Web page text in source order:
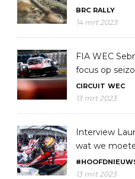
BRC RALLY
14 mrt 2023
FIA WEC
focus op
CIRCUIT WEC
13 mrt 2023
Interview
wat we
13 mrt 2023